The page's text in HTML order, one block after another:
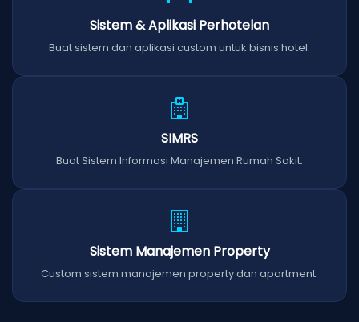
Sistem & Aplikasi Perhotelan
Buat sistem dan aplikasi custom untuk bisnis hotel.
SIMRS
Buat Sistem Informasi Manajemen Rumah Sakit.
Sistem Manajemen Property
Custom sistem manajemen property dan apartment.